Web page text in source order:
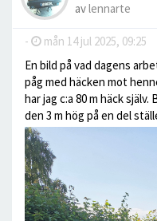
avlennarte
- mån 14 jul 2025, 09:25
En bild på vad dagens
påg med häcken mot
har jag c:a 80 m häck
den 3 m hög på en del